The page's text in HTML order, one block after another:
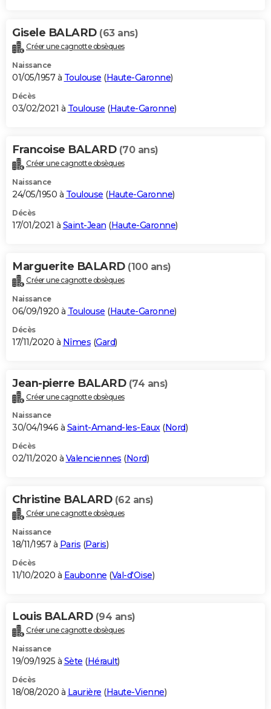
GUIDES D'ACHAT
BONS PLANS
Carte de Noël
Carte Bonne année
Carte Saint-Valentin
Carte Pâques
Carte d'anniversaire
DICTIONNAIRE
COPAINS D'AVANT
S'inscrire
Se connecter
Lycées
Collèges
Primaires
Universités
Entreprises
Service militaire
Avis de recherche
AVIS DE DÉCÈS
FORUM
Gisele BALARD (63 ans)
Créer une cagnotte obsèques
Naissance
01/05/1957 à Toulouse (Haute-Garonne)
Décès
03/02/2021 à Toulouse (Haute-Garonne)
Francoise BALARD (70 ans)
Créer une cagnotte obsèques
Naissance
24/05/1950 à Toulouse (Haute-Garonne)
Décès
17/01/2021 à Saint-Jean (Haute-Garonne)
Marguerite BALARD (100 ans)
Créer une cagnotte obsèques
Naissance
06/09/1920 à Toulouse (Haute-Garonne)
Décès
17/11/2020 à Nîmes (Gard)
Jean-pierre BALARD (74 ans)
Créer une cagnotte obsèques
Naissance
30/04/1946 à Saint-Amand-les-Eaux(Nord)
Décès
02/11/2020 à Valenciennes (Nord)
Christine BALARD (62 ans)
Créer une cagnotte obsèques
Naissance
18/11/1957 à Paris (Paris)
Décès
11/10/2020 à Eaubonne (Val-d'Oise)
Louis BALARD (94 ans)
Créer une cagnotte obsèques
Naissance
19/09/1925 à Sète (Hérault)
Décès
18/08/2020 à Laurière (Haute-Vienne)